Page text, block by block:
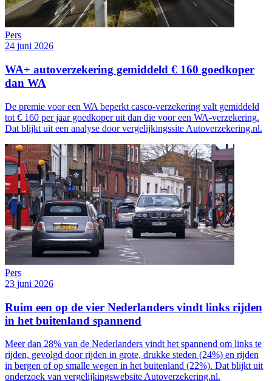
Pers
24 juni 2026
WA+ autoverzekering gemiddeld € 160 goedkoper
dan WA
De premie voor een WA beperkt casco-verzekering valt gemiddeld
tot € 160 per jaar goedkoper uit dan die voor een WA-verzekering.
Dat blijkt uit een analyse door vergelijkingssite Autoverzekering.nl.
Pers
23 juni 2026
Ruim een op de vier Nederlanders vindt links rijden
in het buitenland spannend
Meer dan 28% van de Nederlanders vindt het spannend om links te
rijden, gevolgd door rijden in grote, drukke steden (24%) en rijden
in bergen of op smalle wegen in het buitenland (22%). Dat blijkt uit
onderzoek van vergelijkingswebsite Autoverzekering.nl.